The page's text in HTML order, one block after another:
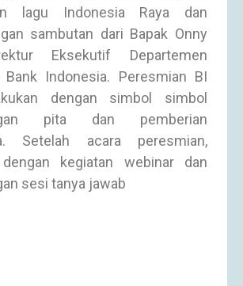
lagu Indonesia Raya dan
sambutan dari Bapak Onny
Eksekutif Departemen
Bank Indonesia. Peresmian BI
dengan simbol simbol
pita dan pemberian
Setelah acara peresmian,
kegiatan webinar dan
sesi tanya jawab